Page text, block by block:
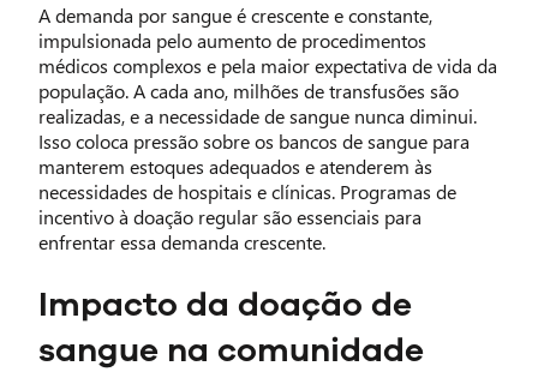
A demanda por sangue é crescente e constante,
impulsionada pelo aumento de procedimentos
médicos complexos e pela maior expectativa de vida da
população. A cada ano, milhões de transfusões são
realizadas, e a necessidade de sangue nunca diminui.
Isso coloca pressão sobre os bancos de sangue para
manterem estoques adequados e atenderem às
necessidades de hospitais e clínicas. Programas de
incentivo à doação regular são essenciais para
enfrentar essa demanda crescente.
Impacto da doação de
sangue na comunidade